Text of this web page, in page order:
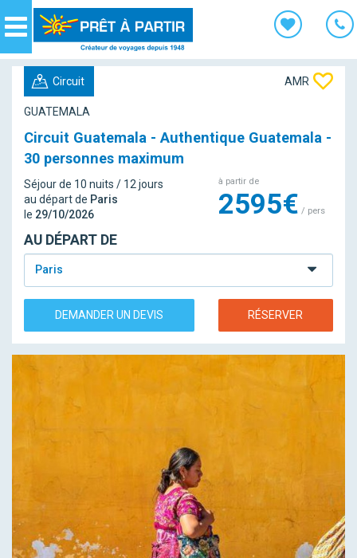
Navigation
Circuit AMR
GUATEMALA
Circuit Guatemala - Authentique Guatemala -
30 personnes maximum
Séjour de 10 nuits / 12 jours
au départ de Paris
le 29/10/2026
à partir de
2595€ / pers
AU DÉPART DE
Paris
DEMANDER UN DEVIS RÉSERVER
Panneau de gestion des cookies